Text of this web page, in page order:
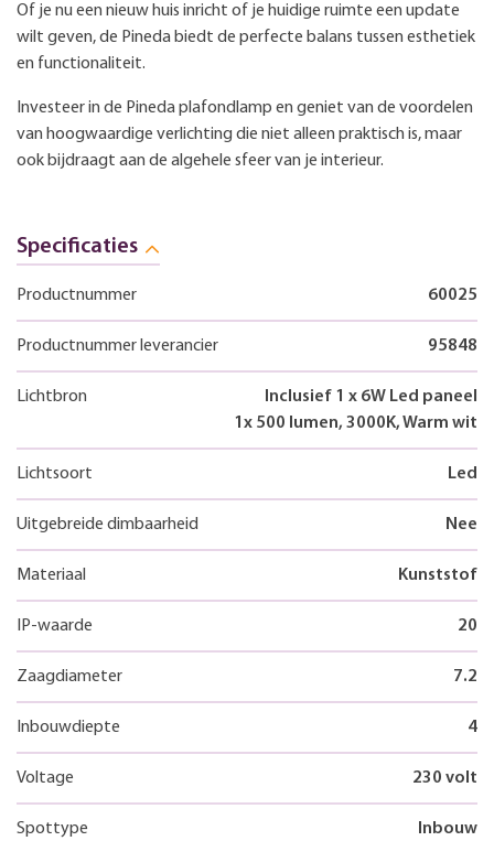
Of je nu een nieuw huis inricht of je huidige ruimte een update
wilt geven, de Pineda biedt de perfecte balans tussen esthetiek
en functionaliteit.
Investeer in de Pineda plafondlamp en geniet van de voordelen
van hoogwaardige verlichting die niet alleen praktisch is, maar
ook bijdraagt aan de algehele sfeer van je interieur.
Specificaties
Productnummer 60025
Productnummer leverancier 95848
Lichtbron
Inclusief 1 x 6W Led paneel
1x 500 lumen, 3000K, Warm wit
Lichtsoort Led
Uitgebreide dimbaarheid Nee
Materiaal Kunststof
IP-waarde 20
Zaagdiameter 7.2
Inbouwdiepte 4
Voltage 230 volt
Spottype Inbouw